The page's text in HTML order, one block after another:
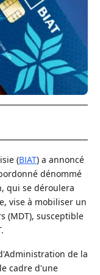
(BIAT) a annoncé
dénommé
qui se déroulera
vise à mobiliser un
(MDT), susceptible
de la
cadre d'une